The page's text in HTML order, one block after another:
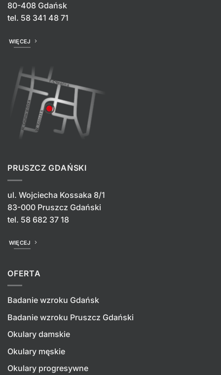
80-408 Gdańsk
tel. 58 341 48 71
WIĘCEJ
PRUSZCZ GDAŃSKI
ul. Wojciecha Kossaka 8/1
83-000 Pruszcz Gdański
tel. 58 682 37 18
WIĘCEJ
OFERTA
Badanie wzroku Gdańsk
Badanie wzroku Pruszcz Gdański
Okulary damskie
Okulary męskie
Okulary progresywne